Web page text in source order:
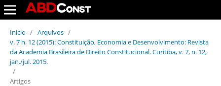
Início / Arquivos /
v. 7 n. 12 (2015): Constituição, Economia e Desenvolvimento: Revista
da Academia Brasileira de Direito Constitucional. Curitiba, v. 7, n. 12,
jan./jul. 2015.
/
Artigos